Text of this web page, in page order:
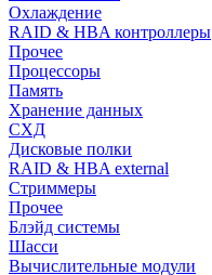
Охлаждение
RAID & HBA контроллеры
Прочее
Процессоры
Память
Хранение данных
СХД
Дисковые полки
RAID & HBA external
Стриммеры
Прочее
Блэйд системы
Шасси
Вычислительные модули